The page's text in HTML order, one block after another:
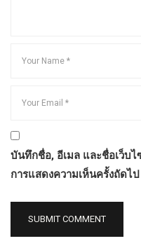
บันทึกชื่อ, อีเมล และชื่อเว็บ
การแสดงความเห็นครั้งถัดไป